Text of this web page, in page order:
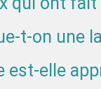
t-on une
est-elle